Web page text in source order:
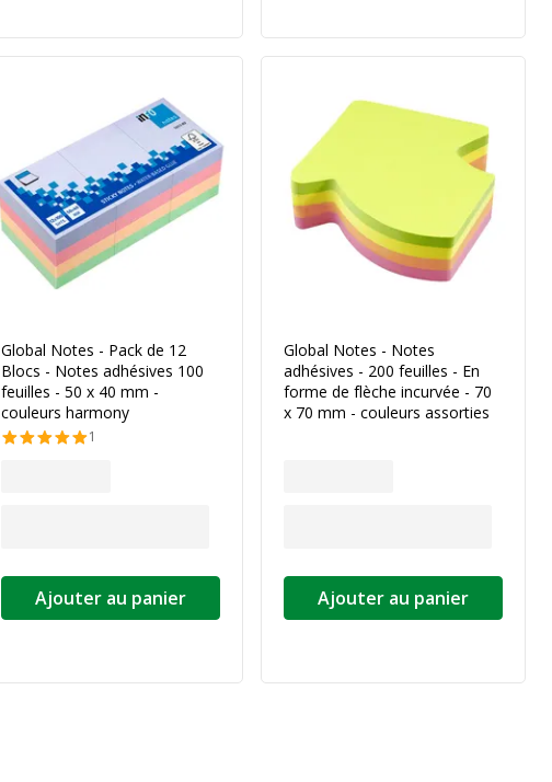
Global Notes - Pack de 12
Blocs - Notes adhésives 100
feuilles - 50 x 40 mm -
couleurs harmony
1
Ajouter au panier
Global Notes - Notes
adhésives - 200 feuilles - En
forme de flèche incurvée - 70
x 70 mm - couleurs assorties
Ajouter au panier